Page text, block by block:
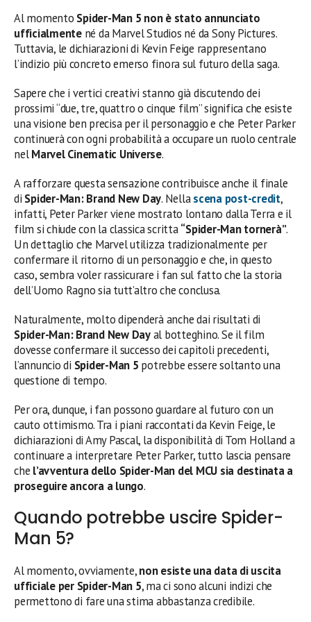
Al momento Spider-Man 5 non è stato annunciato
ufficialmentené da Marvel Studios né da Sony Pictures.
Tuttavia, le dichiarazioni di Kevin Feige rappresentano
l’indizio più concreto emerso finora sul futuro della saga.
Sapere che i vertici creativi stanno già discutendo dei
prossimi “due, tre, quattro o cinque film” significa che esiste
una visione ben precisa per il personaggio e che Peter Parker
continuerà con ogni probabilità a occupare un ruolo centrale
nelMarvel Cinematic Universe.
A rafforzare questa sensazione contribuisce anche il finale
di Spider-Man: Brand New Day. Nellascena post-credit,
infatti, Peter Parker viene mostrato lontano dalla Terra e il
film si chiude con la classica scritta“Spider-Man tornerà”.
Un dettaglio che Marvel utilizza tradizionalmente per
confermare il ritorno di un personaggio e che, in questo
caso, sembra voler rassicurare i fan sul fatto che la storia
dell’Uomo Ragno sia tutt’altro che conclusa.
Naturalmente, molto dipenderà anche dai risultati di
Spider-Man: Brand New Dayal botteghino. Se il film
dovesse confermare il successo dei capitoli precedenti,
l’annuncio di Spider-Man 5 potrebbe essere soltanto una
questione di tempo.
Per ora, dunque, i fan possono guardare al futuro con un
cauto ottimismo. Tra i piani raccontati da Kevin Feige, le
dichiarazioni di Amy Pascal, la disponibilità di Tom Holland a
continuare a interpretare Peter Parker, tutto lascia pensare
che l’avventura dello Spider-Man del MCU sia destinata a
proseguire ancora a lungo.
Quando potrebbe uscire Spider-
Man 5?
Al momento, ovviamente,non esiste una data di uscita
ufficiale per Spider-Man 5, ma ci sono alcuni indizi che
permettono di fare una stima abbastanza credibile.